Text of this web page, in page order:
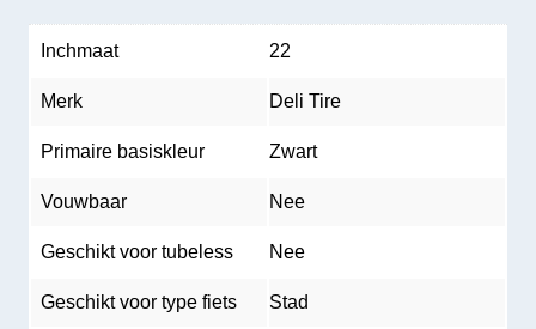
Inchmaat 22
Merk Deli Tire
Primaire basiskleur Zwart
Vouwbaar Nee
Geschikt voor tubeless Nee
Geschikt voor type fiets Stad